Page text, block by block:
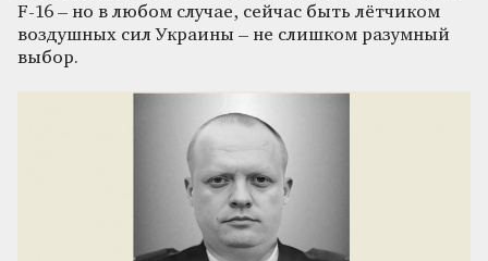
F-16 – но в любом случае, сейчас быть лётчиком
воздушных сил Украины – не слишком разумный
выбор.